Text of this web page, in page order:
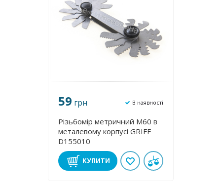
59 грн В наявності
Різьбомір метричний М60 в
металевому корпусі GRIFF
D155010
КУПИТИ